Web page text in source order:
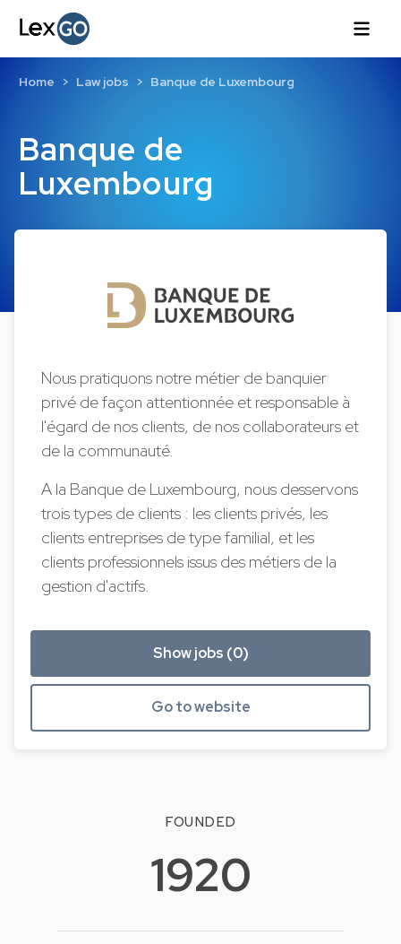
Banque de
Luxembourg
Home Law jobs Banque de Luxembourg
Nous pratiquons notre métier de banquier
privé de façon attentionnée et responsable à
l'égard de nos clients, de nos collaborateurs et
de la communauté.
A la Banque de Luxembourg, nous desservons
trois types de clients : les clients privés, les
clients entreprises de type familial, et les
clients professionnels issus des métiers de la
gestion d'actifs.
Show jobs (0)
Go to website
FOUNDED
1920